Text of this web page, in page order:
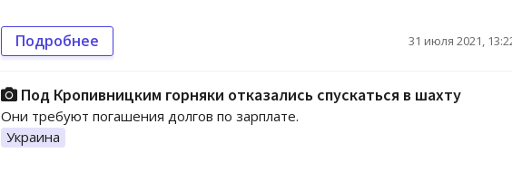
Подробнее 31 июля 2021,
Под Кропивницким горняки отказались спускаться в шахту
Они требуют погашения долгов по зарплате.
Украина